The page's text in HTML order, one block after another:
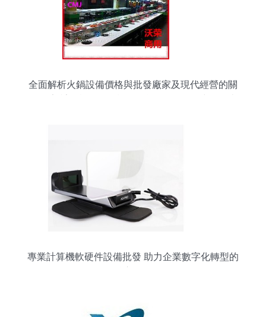
全面解析火鍋設備價格與批發廠家及現代經營的關
在火鍋領域的實際應用做了綜合探討——從云端點
菜系統和自主研發的人工費用節省算法，到廚房的
大數據產品與最終ERP管理的選貨規劃邏輯。此外
闡述的餐飲電器操控數字智能信息化提供精細化和
專業計算機軟硬件設備批發 助力企業數字化轉型的